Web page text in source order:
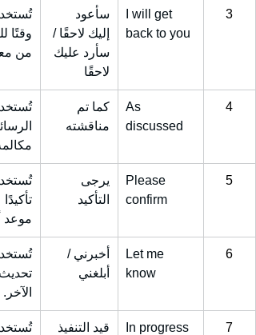
3
I will get
back to you
سأعود
إليك لاحقًا /
سأرد عليك
لاحقًا
وقتًا
من
4
As
discussed
كما تم
مناقشته
5
Please
confirm
يرجى
التأكيد
موعد
6
Let me
know
أخبرني /
أبلغني
الآخر.
7
In progress قيد التنفيذ